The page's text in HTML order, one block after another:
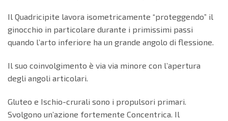
Il Quadricipite lavora isometricamente “proteggendo” il
ginocchio in particolare durante i primissimi passi
quando l’arto inferiore ha un grande angolo di flessione.
Il suo coinvolgimento è via via minore con l’apertura
degli angoli articolari.
Gluteo e Ischio-crurali sono i propulsori primari.
Svolgono un’azione fortemente Concentrica. Il